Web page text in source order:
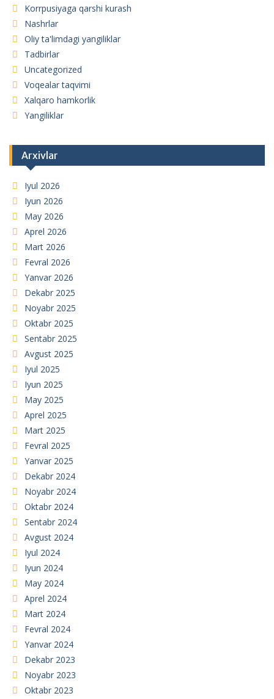
Korrpusiyaga qarshi kurash
Nashrlar
Oliy ta'limdagi yangiliklar
Tadbirlar
Uncategorized
Voqealar taqvimi
Xalqaro hamkorlik
Yangiliklar
Arxivlar
Iyul 2026
Iyun 2026
May 2026
Aprel 2026
Mart 2026
Fevral 2026
Yanvar 2026
Dekabr 2025
Noyabr 2025
Oktabr 2025
Sentabr 2025
Avgust 2025
Iyul 2025
Iyun 2025
May 2025
Aprel 2025
Mart 2025
Fevral 2025
Yanvar 2025
Dekabr 2024
Noyabr 2024
Oktabr 2024
Sentabr 2024
Avgust 2024
Iyul 2024
Iyun 2024
May 2024
Aprel 2024
Mart 2024
Fevral 2024
Yanvar 2024
Dekabr 2023
Noyabr 2023
Oktabr 2023